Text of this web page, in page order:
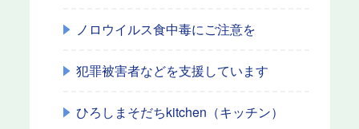
ノロウイルス食中毒にご注意を
犯罪被害者などを支援しています
ひろしまそだちkitchen（キッチン）